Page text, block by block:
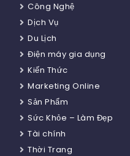
Công Nghệ
Dịch Vụ
Du Lịch
Điện máy gia dụng
Kiến Thức
Marketing Online
Sản Phẩm
Sức Khỏe – Làm Đẹp
Tài chính
Thời Trang